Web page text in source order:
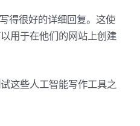
得很好的详细回复。这使
用于在他们的网站上创建
这些人工智能写作工具之